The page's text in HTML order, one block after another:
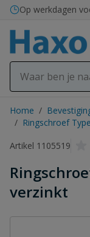
Ga naar de inhoud
Op werkdagen
Home /
/ Ringschroef
Artikel 1105519
verzinkt